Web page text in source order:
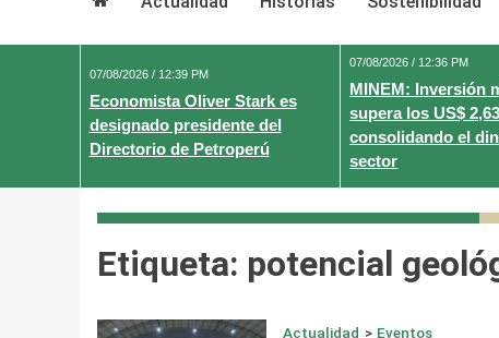
07/08/2026 / 12:39 PM
Economista Oliver Stark es
designado presidente del
Directorio de Petroperú
07/08/2026 / 12:36 PM
MINEM: Inversión
supera los US$
consolidando el
sector
Etiqueta: potencial
Actualidad > Eventos